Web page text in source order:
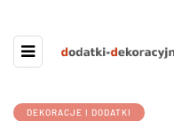
DEKORACJE I DODATKI